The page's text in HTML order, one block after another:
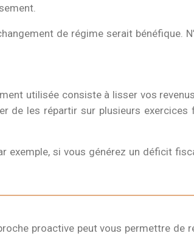
de régime serait bénéfique.
utilisée consiste à lisser vos
de les répartir sur plusieurs
exemple, si vous générez un déficit
proactive peut vous permettre de